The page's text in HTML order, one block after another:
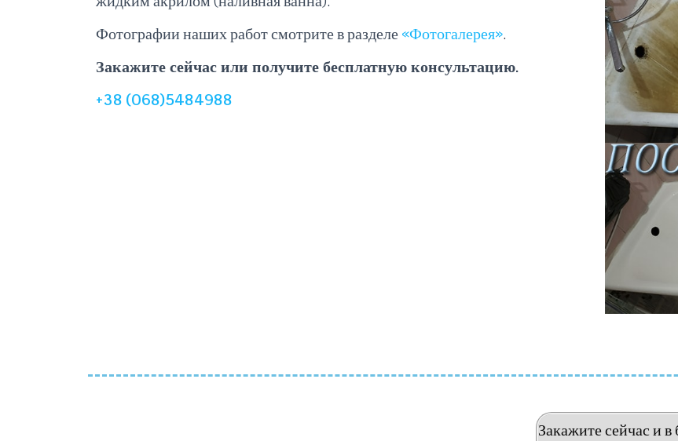
Фотографии наших работ смотрите в разделе«Фотогалерея».
Закажите сейчас или получите бесплатную консультацию.
+38 (068)5484988
Закажите сейчас и